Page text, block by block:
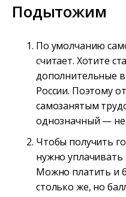
Подытожим
По умолчанию
считает. Хотите
дополнительные
России. Поэтому
самозанятым
однозначный —
Чтобы получить
нужно уплачивать
Можно платить и
столько же, но